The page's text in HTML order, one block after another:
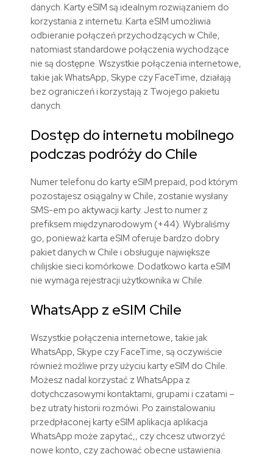
danych. Karty eSIM są idealnym rozwiązaniem do
korzystania z internetu. Karta eSIM umożliwia
odbieranie połączeń przychodzących w Chile,
natomiast standardowe połączenia wychodzące
nie są dostępne. Wszystkie połączenia internetowe,
takie jak WhatsApp, Skype czy FaceTime, działają
bez ograniczeń i korzystają z Twojego pakietu
danych.
Dostęp do internetu mobilnego
podczas podróży do Chile
Numer telefonu do karty eSIM prepaid, pod którym
pozostajesz osiągalny w Chile, zostanie wysłany
SMS-em po aktywacji karty. Jest to numer z
prefiksem międzynarodowym (+44). Wybraliśmy
go, ponieważ karta eSIM oferuje bardzo dobry
pakiet danych w Chile i obsługuje największe
chilijskie sieci komórkowe. Dodatkowo karta eSIM
nie wymaga rejestracji użytkownika w Chile.
WhatsApp z eSIM Chile
Wszystkie połączenia internetowe, takie jak
WhatsApp, Skype czy FaceTime, są oczywiście
również możliwe przy użyciu karty eSIM do Chile.
Możesz nadal korzystać z WhatsAppa z
dotychczasowymi kontaktami, grupami i czatami –
bez utraty historii rozmówi. Po zainstalowaniu
przedpłaconej karty eSIM aplikacja aplikacja
WhatsApp może zapytać,, czy chcesz utworzyć
nowe konto, czy zachować obecne ustawienia.